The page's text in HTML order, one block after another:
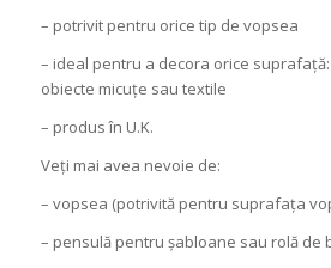
– potrivit pentru orice tip de vopsea
– ideal pentru a decora orice
obiecte micuțe sau textile
– produs în U.K.
Veți mai avea nevoie de:
– vopsea (potrivită pentru suprafața
– pensulă pentru șabloane sau rolă de